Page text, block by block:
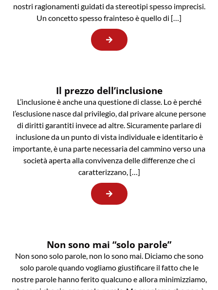
nostri ragionamenti guidati da stereotipi spesso imprecisi.
Un concetto spesso frainteso è quello di […]
Il prezzo dell’inclusione
L’inclusione è anche una questione di classe. Lo è perché
l’esclusione nasce dal privilegio, dal privare alcune persone
di diritti garantiti invece ad altre. Sicuramente parlare di
inclusione da un punto di vista individuale e identitario è
importante, è una parte necessaria del cammino verso una
società aperta alla convivenza delle differenze che ci
caratterizzano, […]
Non sono mai “solo parole”
Non sono solo parole, non lo sono mai. Diciamo che sono
solo parole quando vogliamo giustificare il fatto che le
nostre parole hanno ferito qualcuno e allora minimizziamo,